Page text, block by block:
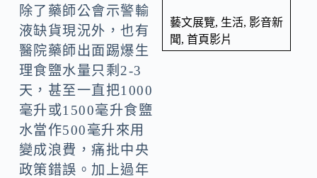
除了藥師公會示警輸
液缺貨現況外，也有
醫院藥師出面踢爆生
理食鹽水量只剩2-3
天，甚至一直把1000
毫升或1500毫升食鹽
水當作500毫升來用
變成浪費，痛批中央
政策錯誤。加上過年
藝文展覽, 生活, 影音新
聞, 首頁影片